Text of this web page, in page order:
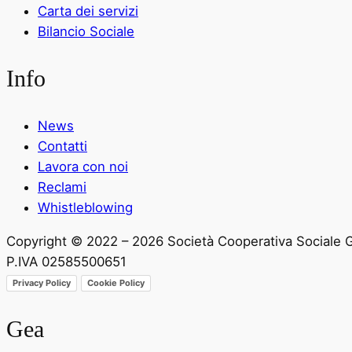
Carta dei servizi
Bilancio Sociale
Info
News
Contatti
Lavora con noi
Reclami
Whistleblowing
Copyright © 2022 – 2026 Società Cooperativa Sociale
P.IVA 02585500651
Privacy Policy Cookie Policy
Gea